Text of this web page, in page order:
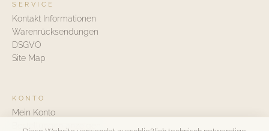
SERVICE
Kontakt Informationen
Warenrücksendungen
DSGVO
Site Map
KONTO
Mein Konto